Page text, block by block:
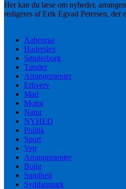
Her kan du læse om nyheder,
redigeres af Erik Egvad Petersen, der
Aabenraa
Haderslev
Sønderborg
Tønder
Arrangementer
Erhverv
Mad
Motor
Natur
NYHED
Politik
Sport
Vejr
Arrangementer
Bolig
Sundhed
Syddanmark